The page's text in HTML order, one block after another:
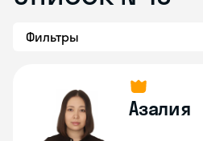
Фильтры
Азалия